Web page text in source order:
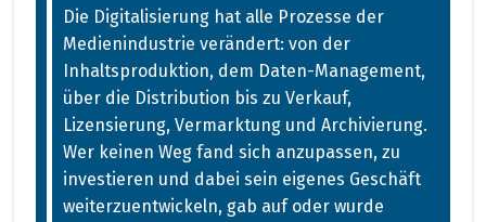
Die Digitalisierung hat alle Prozesse der
Medienindustrie verändert: von der
Inhaltsproduktion, dem Daten-Management,
über die Distribution bis zu Verkauf,
Lizensierung, Vermarktung und Archivierung.
Wer keinen Weg fand sich anzupassen, zu
investieren und dabei sein eigenes Geschäft
weiterzuentwickeln, gab auf oder wurde